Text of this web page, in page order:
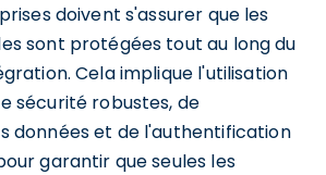
doivent s'assurer que les
sont protégées tout au long du
Cela implique l'utilisation
sécurité robustes, de
données et de l'authentification
garantir que seules les